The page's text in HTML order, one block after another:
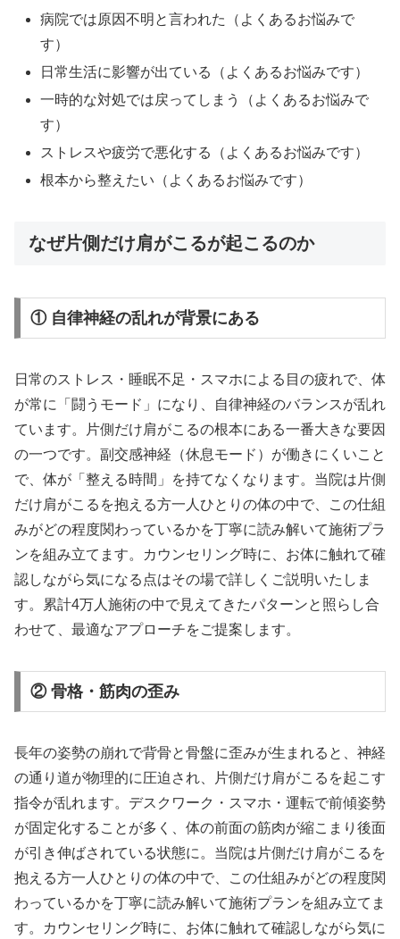
病院では原因不明と言われた（よくあるお悩みで
す）
日常生活に影響が出ている（よくあるお悩みです）
一時的な対処では戻ってしまう（よくあるお悩みで
す）
ストレスや疲労で悪化する（よくあるお悩みです）
根本から整えたい（よくあるお悩みです）
なぜ片側だけ肩がこるが起こるのか
① 自律神経の乱れが背景にある
日常のストレス・睡眠不足・スマホによる目の疲れで、体
が常に「闘うモード」になり、自律神経のバランスが乱れ
ています。片側だけ肩がこるの根本にある一番大きな要因
の一つです。副交感神経（休息モード）が働きにくいこと
で、体が「整える時間」を持てなくなります。当院は片側
だけ肩がこるを抱える方一人ひとりの体の中で、この仕組
みがどの程度関わっているかを丁寧に読み解いて施術プラ
ンを組み立てます。カウンセリング時に、お体に触れて確
認しながら気になる点はその場で詳しくご説明いたしま
す。累計4万人施術の中で見えてきたパターンと照らし合
わせて、最適なアプローチをご提案します。
② 骨格・筋肉の歪み
長年の姿勢の崩れで背骨と骨盤に歪みが生まれると、神経
の通り道が物理的に圧迫され、片側だけ肩がこるを起こす
指令が乱れます。デスクワーク・スマホ・運転で前傾姿勢
が固定化することが多く、体の前面の筋肉が縮こまり後面
が引き伸ばされている状態に。当院は片側だけ肩がこるを
抱える方一人ひとりの体の中で、この仕組みがどの程度関
わっているかを丁寧に読み解いて施術プランを組み立てま
す。カウンセリング時に、お体に触れて確認しながら気に